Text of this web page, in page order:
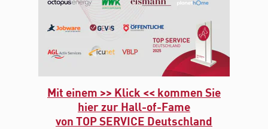
Mit einem >> Klick << kommen Sie
hier zur Hall-of-Fame
von TOP SERVICE Deutschland